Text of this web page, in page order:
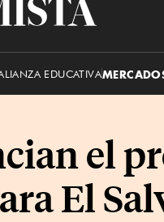
EDUCATIVA
el
El